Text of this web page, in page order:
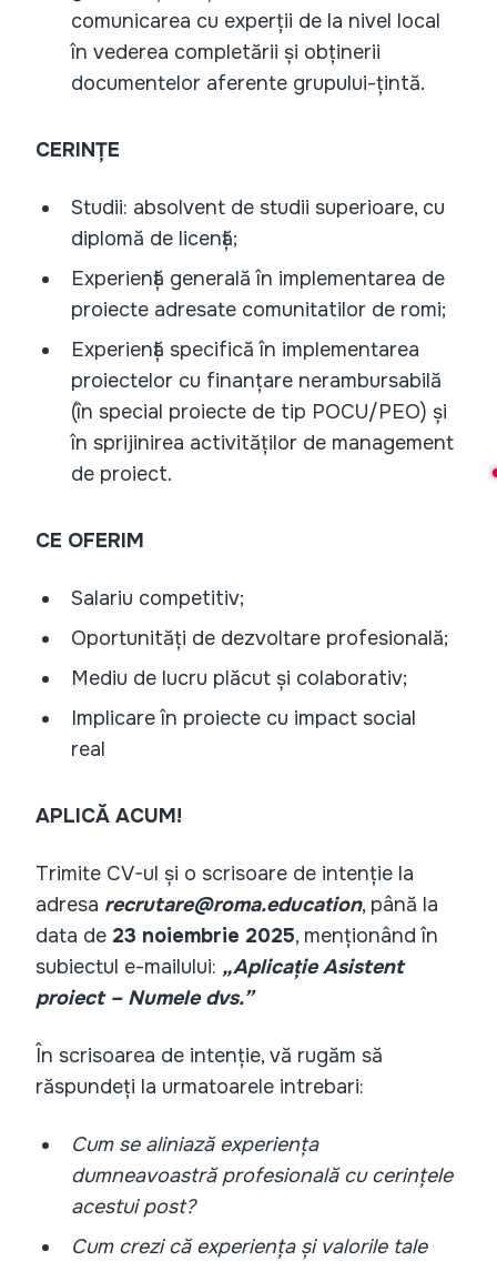
comunicarea cu experții de la nivel local
în vederea completării și obținerii
documentelor aferente grupului-țintă.
CERINȚE
Studii: absolvent de studii superioare, cu
diplomă de licență;
Experiență generală în implementarea de
proiecte adresate comunitatilor de romi;
Experiență specifică în implementarea
proiectelor cu finanțare nerambursabilă
(în special proiecte de tip POCU/PEO) și
în sprijinirea activităților de management
de proiect.
CE OFERIM
Salariu competitiv;
Oportunități de dezvoltare profesională;
Mediu de lucru plăcut și colaborativ;
Implicare în proiecte cu impact social
real
APLICĂ ACUM!
Trimite CV-ul și o scrisoare de intenție la
adresa recrutare@roma.education, până la
data de 23 noiembrie 2025, menționând în
subiectul e-mailului: „Aplicație Asistent
proiect – Numele dvs.”
În scrisoarea de intenție, vă rugăm să
răspundeți la urmatoarele intrebari:
Cum se aliniază experiența
dumneavoastră profesională cu cerințele
acestui post?
Cum crezi că experiența și valorile tale